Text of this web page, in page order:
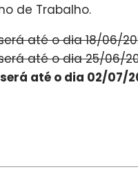
de Trabalho.
até o dia 18/06/
até o dia 25/06/
até o dia 02/07/